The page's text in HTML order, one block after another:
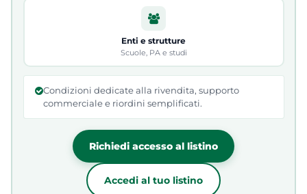
Enti e strutture
Scuole, PA e studi
Condizioni dedicate alla rivendita, supporto
commerciale e riordini semplificati.
Richiedi accesso al listino
Accedi al tuo listino